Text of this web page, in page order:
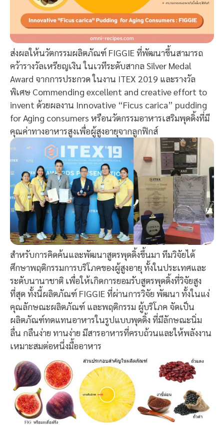
ส่งผลให้นวัตกรรมผลิตภัณฑ์ FIGGIE ที่พัฒนาขึ้นสามารถ
คว้ารางวัลเหรียญเงิน ในเวทีระดับสากล Silver Medal
Award จากการประกวด ในงาน ITEX 2019 และรางวัล
พิเศษ Commending excellent and creative effort to
invent ด้วยผลงาน Innovative “Ficus carica” pudding
for Aging consumers หรือนวัตกรรมอาหารเสริมพุดดิ้งที่มี
คุณค่าทางอาหารสูงเพื่อผู้สูงอายุจากลูกฟิกส์
สำหรับการคิดค้นและพัฒนาสูตรพุดดิ้งขึ้นมา ทีมวิจัยได้
ศึกษาพฤติกรรมการบริโภคของผู้สูงอายุ ทั้งในประเทศและ
ระดับนานาชาติ เพื่อให้เกิดการยอมรับสูตรพุดดิ้งที่วิจัยสูง
ที่สุด ทั้งนี้ผลิตภัณฑ์ FIGGIE ที่ผ่านการวิจัย พัฒนา ทั้งในแง่
คุณลักษณะผลิตภัณฑ์ และพฤติกรรม ผู้บริโภค จัดเป็น
ผลิตภัณฑ์ทดแทนอาหารในรูปแบบพุดดิ้ง ที่มีลักษณะนิ่ม
ลื่น กลืนง่าย ทานง่าย มีสารอาหารที่ครบถ้วนและให้พลังงาน
เหมาะสมต่อหนึ่งมื้ออาหาร